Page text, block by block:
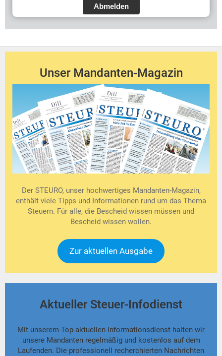
Abmelden
Unser Mandanten-Magazin
Der STEURO, unser hochwertiges Mandanten-Magazin,
enthält viele Tipps und Informationen rund um das Thema
Steuern. Für alle, die Bescheid wissen müssen und
Bescheid wissen wollen.
Zur aktuellen Ausgabe
Aktueller Steuer-Infodienst
Mit unserem Top-aktuellen Informationsdienst halten wir
unsere Mandanten regelmäßig und kostenlos auf dem
Laufenden. Die professionell recherchierten Nachrichten